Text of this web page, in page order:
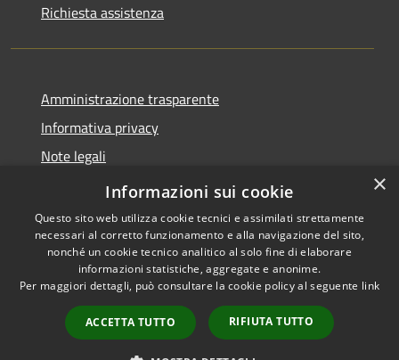
Richiesta assistenza
Amministrazione trasparente
Informativa privacy
Note legali
Dichiarazione di accessibilità
Accessibilità
Copyright © 2026 • Comune di
Valbondione • Powered by
Municipium•
Accesso
redazione
×
Informazioni sui cookie
Questo sito web utilizza cookie tecnici e assimilati strettamente
necessari al corretto funzionamento e alla navigazione del sito,
nonché un cookie tecnico analitico al solo fine di elaborare
informazioni statistiche, aggregate e anonime.
Per maggiori dettagli, può consultare la cookie policy al seguente link
ACCETTA TUTTO RIFIUTA TUTTO